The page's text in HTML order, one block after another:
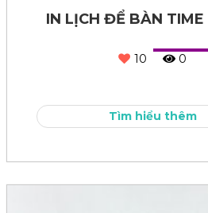
IN LỊCH ĐỂ BÀN TIME
10 0
Tìm hiểu thêm